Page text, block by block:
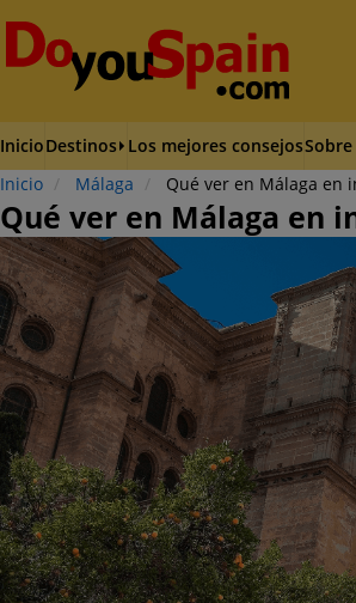
InicioDestinos Los mejores consejos
Inicio Málaga Qué ver en Málaga en
Qué ver en Málaga en